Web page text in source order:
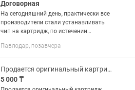
Договорная
На сегодняшний день, практически все
производители стали устанавливать
чип на картридж, по истечении
замена или замена картриджа. Мы
Павлодар, позавчера
Продается оригинальный картридж Samsung ML12100D3 (новый, запечатанный)
5 000 ₸